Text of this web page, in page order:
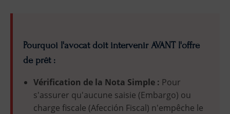
Pourquoi l'avocat doit intervenir AVANT l'offre
de prêt :
Vérification de la Nota Simple : Pour
s'assurer qu'aucune saisie (Embargo) ou
charge fiscale (Afección Fiscal) n'empêche le